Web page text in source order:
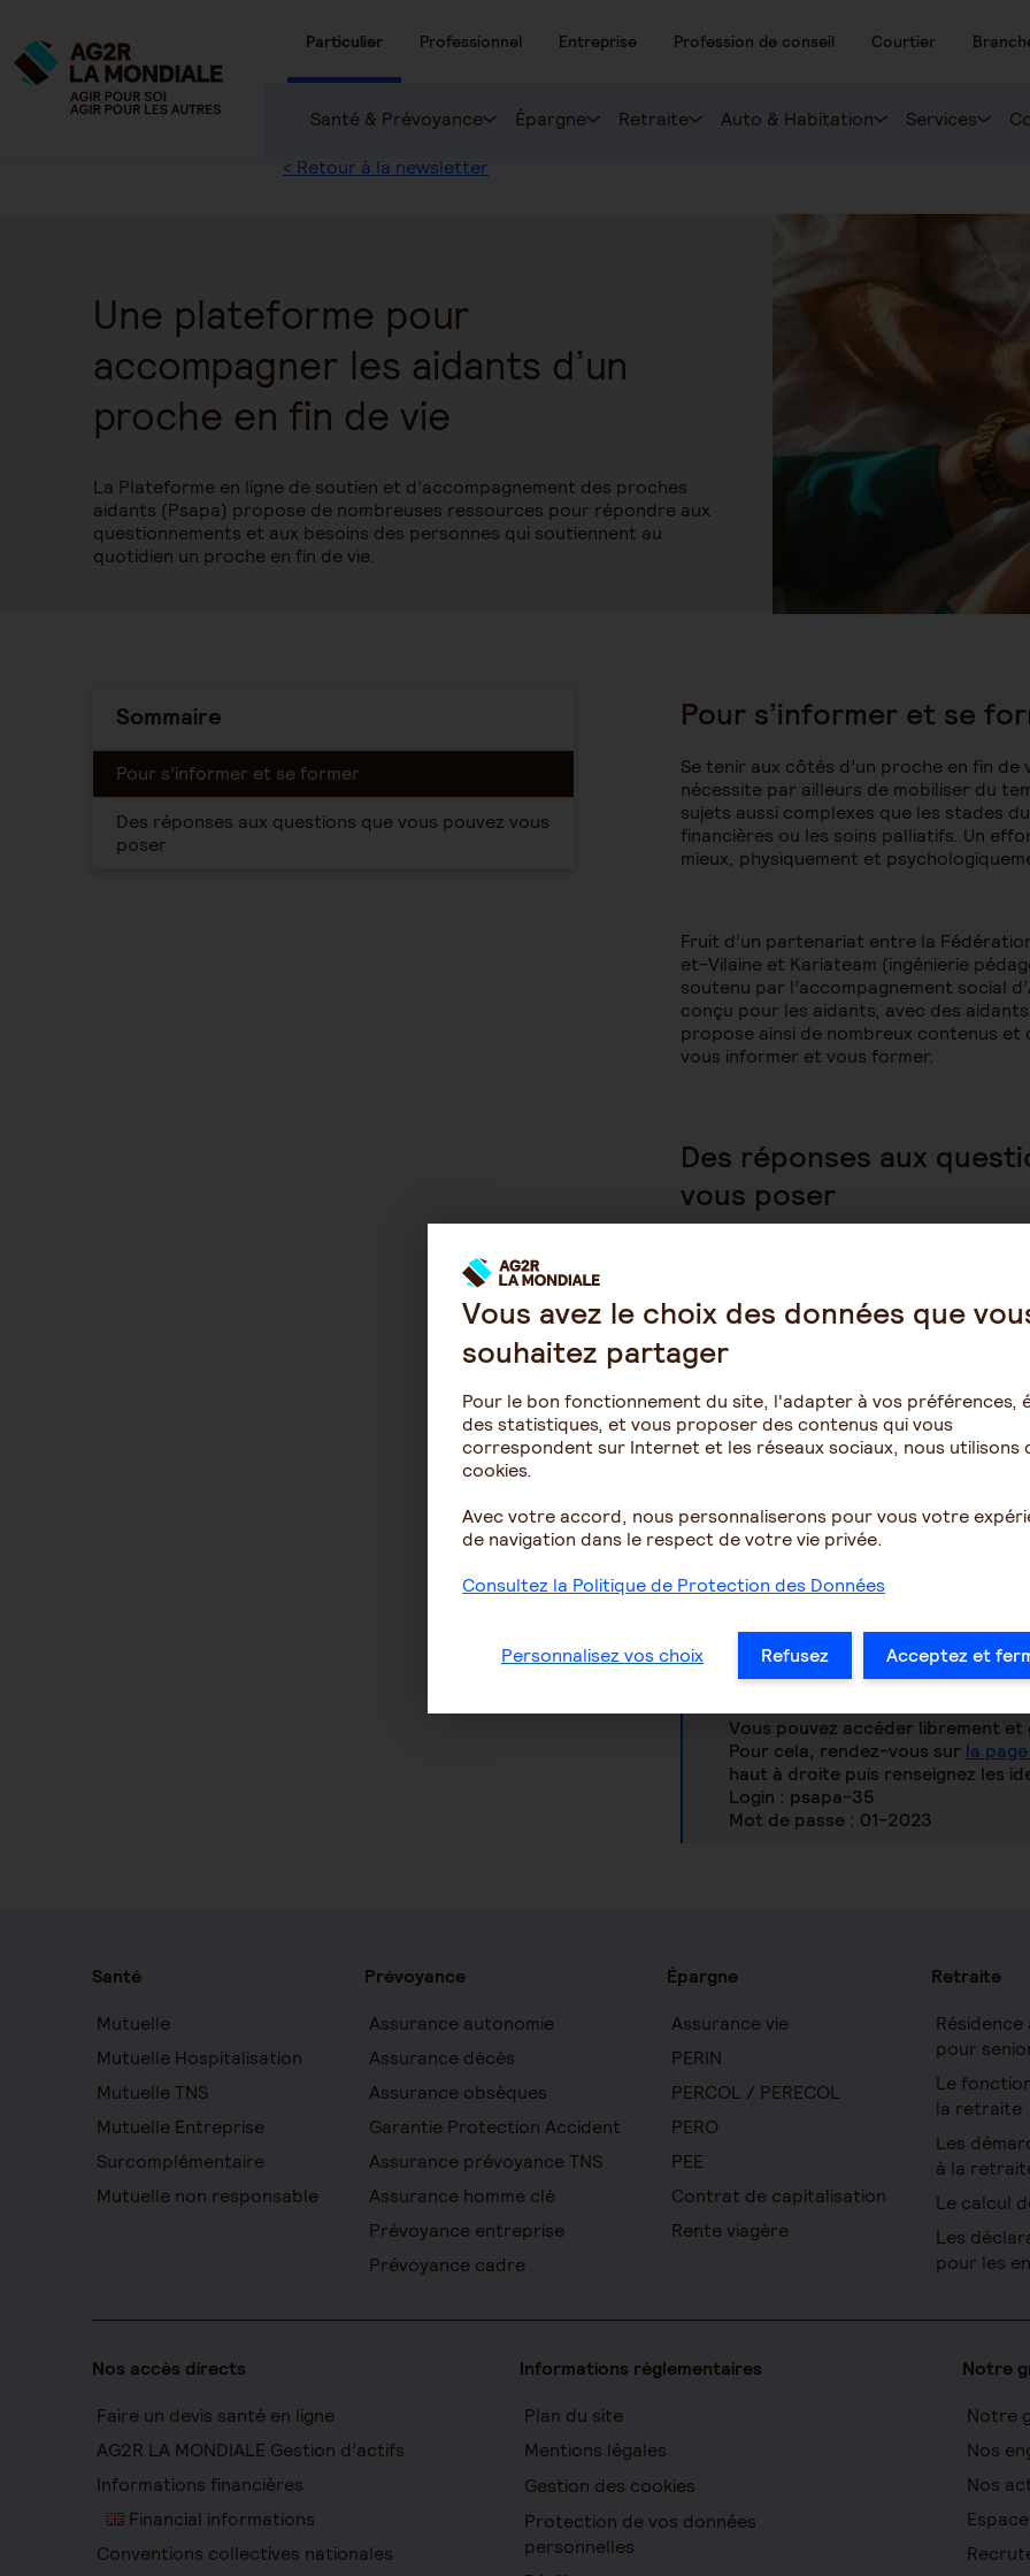
Particulier Professionnel Entreprise Profession de conseil Courtier
Santé & Prévoyance Épargne Retraite Auto & Habitation Services
< Retour à la newsletter
Une plateforme pour
accompagner les aidants d’un
proche en fin de vie
La Plateforme en ligne de soutien et d’accompagnement des proches
aidants (Psapa) propose de nombreuses ressources pour répondre aux
questionnements et aux besoins des personnes qui soutiennent au
quotidien un proche en fin de vie.
Sommaire
Pour s’informer et se former
Des réponses aux questions que vous pouvez vous
poser
Pour s’informer et se
Se tenir aux côtés d’un proche en fin
nécessite par ailleurs de mobiliser du
sujets aussi complexes que les stades
financières ou les soins palliatifs. Un
mieux, physiquement et
Fruit d’un partenariat entre la
et-Vilaine et Kariateam (ingénierie
soutenu par l’accompagnement social
conçu pour les aidants, avec des
propose ainsi de nombreux contenus
vous informer et vous former.
Des réponses aux
vous poser
Ces ressources sont autant
susceptible de vous poser, depuis
- « Surmonter l’annonce de fin de vie » ;
- « La fin de vie : des dispositifs
- « Des aides existent : pour quoi et
- « Concilier vie professionnelle, sociale
- « La phase terminale : que faire en tant
- « Mon proche est décédé : que dois-je
La plateforme offre également des
toutes les personnes qui souhaitent
gratuite et évolutive selon les besoins
Comment m’inscrire ?
Vous pouvez accéder librement
Pour cela, rendez-vous sur la
haut à droite puis renseignez les
Login : psapa-35
Mot de passe : 01-2023
Santé
Mutuelle
Mutuelle Hospitalisation
Mutuelle TNS
Mutuelle Entreprise
Surcomplémentaire
Mutuelle non responsable
Prévoyance
Assurance autonomie
Assurance décès
Assurance obsèques
Garantie Protection Accident
Assurance prévoyance TNS
Assurance homme clé
Prévoyance entreprise
Prévoyance cadre
Épargne
Assurance vie
PERIN
PERCOL / PERECOL
PERO
PEE
Contrat de capitalisation
Rente viagère
Retraite
pour
Le
la retraite
Les
à la
Le calcul
Les
pour les
Nos accès directs
Faire un devis santé en ligne
AG2R LA MONDIALE Gestion d’actifs
Informations financières
Financial informations
Conventions collectives nationales
Informations réglementaires
Plan du site
Mentions légales
Gestion des cookies
Protection de vos données
personnelles
Notre
Notre
Nos
Nos
Vous avez le choix des données que
souhaitez partager
Pour le bon fonctionnement du site, l'adapter à vos préférences,
des statistiques, et vous proposer des contenus qui vous
correspondent sur Internet et les réseaux sociaux, nous utilisons
cookies.
Avec votre accord, nous personnaliserons pour vous votre
de navigation dans le respect de votre vie privée.
Consultez la Politique de Protection des Données
Personnalisez vos choix Refusez Acceptez et